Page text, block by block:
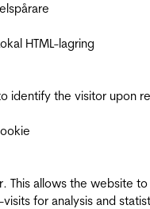
HTML-lagring
identify the visitor upon
This allows the website to
for analysis and